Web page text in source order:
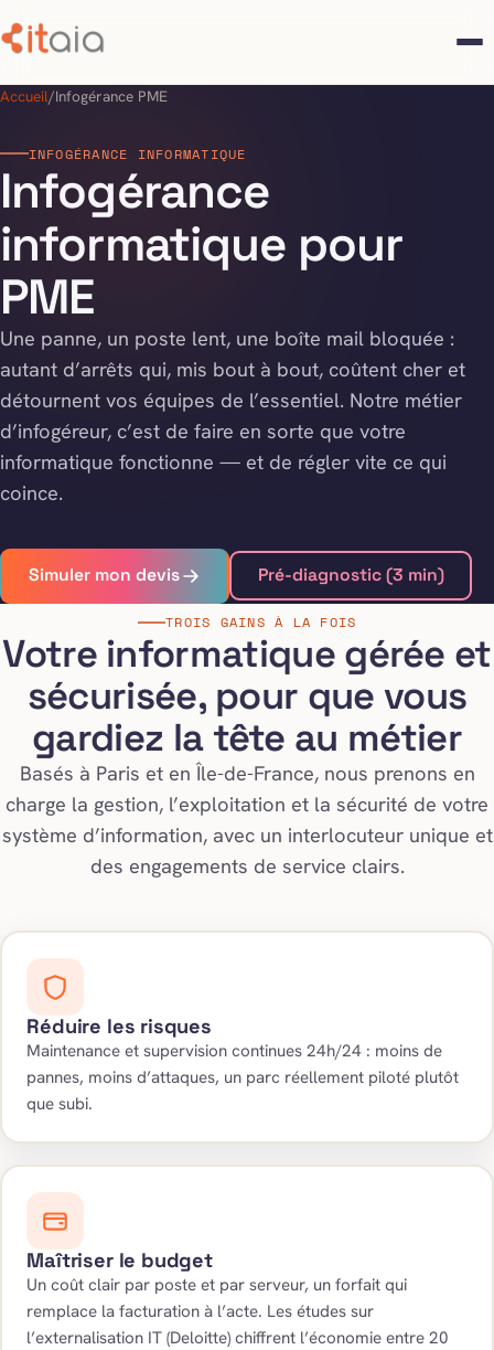
Accueil/Infogérance PME
INFOGÉRANCE INFORMATIQUE
Infogérance
informatique pour
PME
Une panne, un poste lent, une boîte mail bloquée :
autant d’arrêts qui, mis bout à bout, coûtent cher et
détournent vos équipes de l’essentiel. Notre métier
d’infogéreur, c’est de faire en sorte que votre
informatique fonctionne — et de régler vite ce qui
coince.
Simuler mon devis Pré-diagnostic (3 min)
TROIS GAINS À LA FOIS
Votre informatique gérée et
sécurisée, pour que vous
gardiez la tête au métier
Basés à Paris et en Île-de-France, nous prenons en
charge la gestion, l’exploitation et la sécurité de votre
système d’information, avec un interlocuteur unique et
des engagements de service clairs.
Réduire les risques
Maintenance et supervision continues 24h/24 : moins de
pannes, moins d’attaques, un parc réellement piloté plutôt
que subi.
Maîtriser le budget
Un coût clair par poste et par serveur, un forfait qui
remplace la facturation à l’acte. Les études sur
l’externalisation IT (Deloitte) chiffrent l’économie entre 20